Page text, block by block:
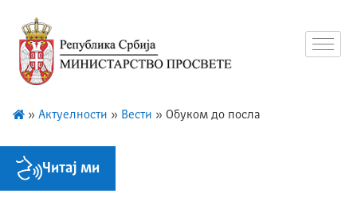
» Актуелности » Вести » Обуком до посла
Читај ми